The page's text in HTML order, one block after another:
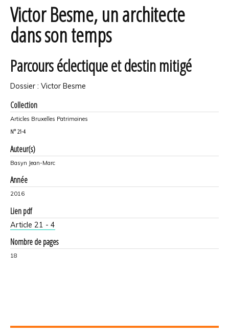
Victor Besme, un architecte
dans son temps
Parcours éclectique et destin mitigé
Dossier : Victor Besme
Collection
Articles Bruxelles Patrimoines
N° 21-4
Auteur(s)
Basyn Jean-Marc
Année
2016
Lien pdf
Article 21 - 4
Nombre de pages
18